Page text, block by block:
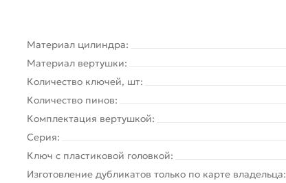
Материал цилиндра:
Материал вертушки:
Количество ключей, шт:
Количество пинов:
Комплектация вертушкой:
Серия:
Ключ с пластиковой головкой:
Изготовление дубликатов только по карте владельца: